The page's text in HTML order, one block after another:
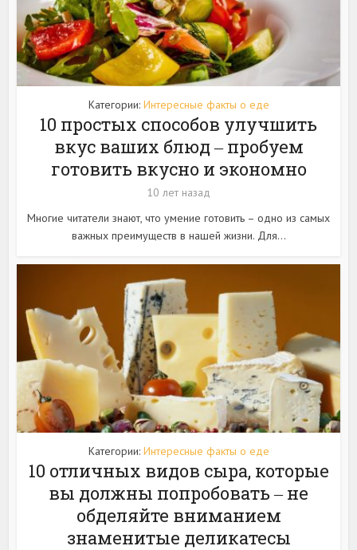
Категории: Интересные факты о еде
10 простых способов улучшить
вкус ваших блюд ‒ пробуем
готовить вкусно и экономно
10 лет назад
Многие читатели знают, что умение готовить – одно из самых
важных преимуществ в нашей жизни. Для...
Категории: Интересные факты о еде
10 отличных видов сыра, которые
вы должны попробовать ‒ не
обделяйте вниманием
знаменитые деликатесы